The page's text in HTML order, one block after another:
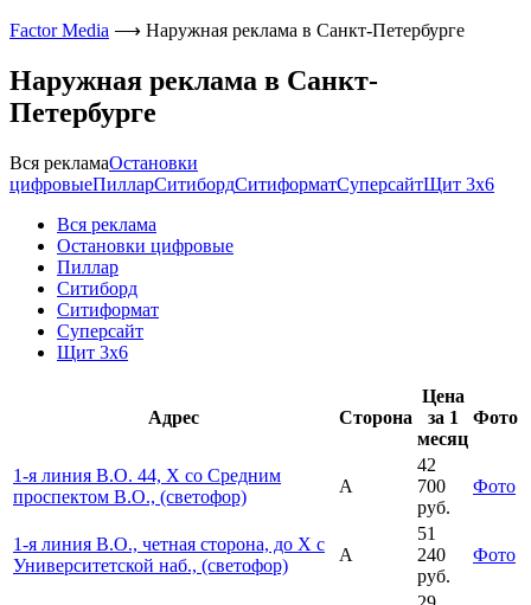
Factor Media ⟶ Наружная реклама в Санкт-Петербурге
Наружная реклама в Санкт-
Петербурге
Вся рекламаОстановки
цифровыеПилларСитибордСитиформатСуперсайтЩит 3х6
Вся реклама
Остановки цифровые
Пиллар
Ситиборд
Ситиформат
Суперсайт
Щит 3х6
Адрес Сторона
Цена
за 1
месяц
Фото
1-я линия В.О. 44, Х со Средним
проспектом В.О., (светофор)
А
42
700
руб.
Фото
1-я линия В.О., четная сторона, до Х с
Университетской наб., (светофор)
А
51
240
руб.
Фото